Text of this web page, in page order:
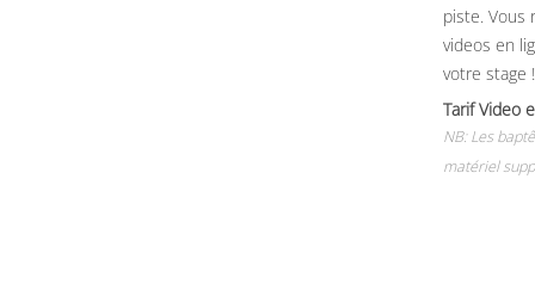
piste. Vous
videos en
votre stage !
Tarif Video
NB: Les
matériel